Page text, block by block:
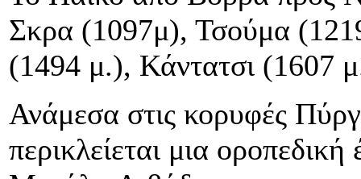
Σκρα (1097μ), Τσούμα
(1494 μ.), Κάντατσι (1607
Ανάμεσα στις κορυφές
περικλείεται μια